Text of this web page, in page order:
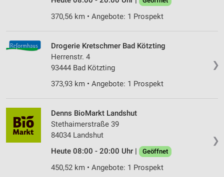
370,56 km • Angebote: 1 Prospekt
❯
Drogerie Kretschmer Bad Kötzting
Herrenstr. 4
93444 Bad Kötzting
373,93 km • Angebote: 1 Prospekt
❯
Denns BioMarkt Landshut
Stethaimerstraße 39
84034 Landshut
Heute 08:00 - 20:00 Uhr |
Geöffnet
450,52 km • Angebote: 1 Prospekt
Erstellung von Profilen zur Personalisierung
von Inhalten
Verwendung von Profilen zur Auswahl
personalisierter Inhalte
Messung der Werbeleistung
Messung der Performance von Inhalten
Analyse von Zielgruppen durch Statistiken oder
Kombinationen von Daten aus verschiedenen
Quellen
Entwicklung und Verbesserung der Angebote
Verwendung reduzierter Daten zur Auswahl von